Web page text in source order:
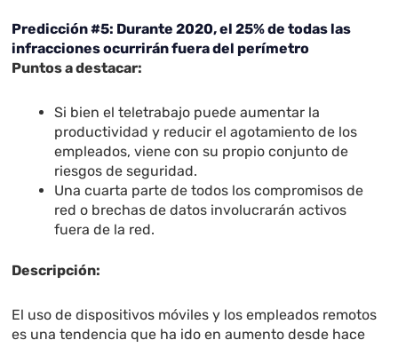
Predicción #5: Durante 2020, el 25% de todas las
infracciones ocurrirán fuera del perímetro
Puntos a destacar:
Si bien el teletrabajo puede aumentar la
productividad y reducir el agotamiento de los
empleados, viene con su propio conjunto de
riesgos de seguridad.
Una cuarta parte de todos los compromisos de
red o brechas de datos involucrarán activos
fuera de la red.
Descripción:
El uso de dispositivos móviles y los empleados remotos
es una tendencia que ha ido en aumento desde hace